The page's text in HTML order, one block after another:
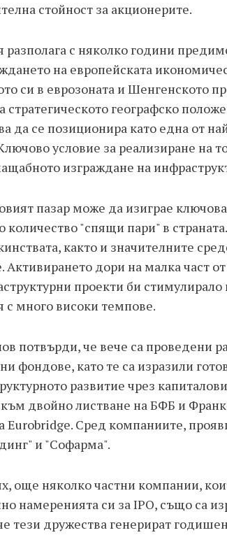
стойност за акционерите.
разполага с няколко години
на европейската
си в еврозоната и Шенгенското
стратегическото географско
да се позиционира като една от
условие за реализиране на
изграждане на
пазар може да изиграе
количество "спящи пари" в
както и значителните
Активирането дори на малка част
проекти би
с много високи темпове.
потвърди, че вече са проведени
фондове, като те са изразили
развитие чрез
двойно листване на БФБ и
Eurobridge. Сред компаниите,
и "Софарма".
още няколко частни компании,
намеренията си за IPO, също са
тези дружества генерират